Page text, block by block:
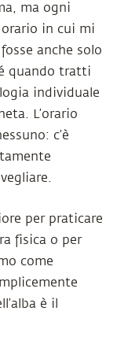
ma ogni
in cui mi
anche solo
quando tratti
individuale
L’orario
c’è
per praticare
fisica o per
come
è il